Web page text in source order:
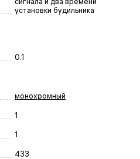
установки будильника
0.1
монохромный
1
1
433